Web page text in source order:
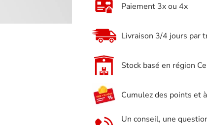
Paiement 3x ou 4x
Livraison 3/4 jours par
Stock basé en région
Cumulez des points et
Un conseil, une